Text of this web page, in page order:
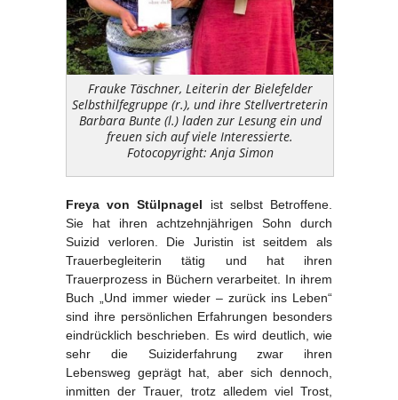
Frauke Täschner, Leiterin der Bielefelder
Selbsthilfegruppe (r.), und ihre Stellvertreterin
Barbara Bunte (l.) laden zur Lesung ein und
freuen sich auf viele Interessierte.
Fotocopyright: Anja Simon
Freya von Stülpnagel ist selbst Betroffene.
Sie hat ihren achtzehnjährigen Sohn durch
Suizid verloren. Die Juristin ist seitdem als
Trauerbegleiterin tätig und hat ihren
Trauerprozess in Büchern verarbeitet. In ihrem
Buch „Und immer wieder – zurück ins Leben“
sind ihre persönlichen Erfahrungen besonders
eindrücklich beschrieben. Es wird deutlich, wie
sehr die Suiziderfahrung zwar ihren
Lebensweg geprägt hat, aber sich dennoch,
inmitten der Trauer, trotz alledem viel Trost,